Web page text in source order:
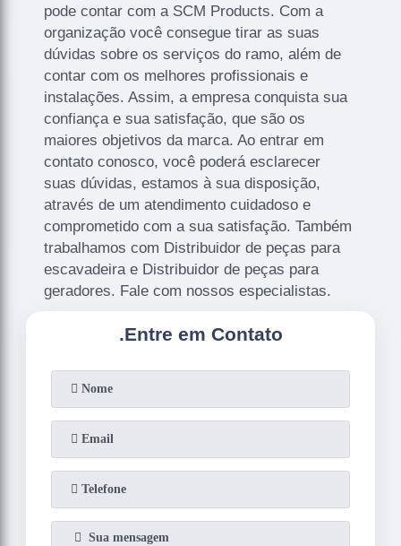
pode contar com a SCM Products. Com a
organização você consegue tirar as suas
dúvidas sobre os serviços do ramo, além de
contar com os melhores profissionais e
instalações. Assim, a empresa conquista sua
confiança e sua satisfação, que são os
maiores objetivos da marca. Ao entrar em
contato conosco, você poderá esclarecer
suas dúvidas, estamos à sua disposição,
através de um atendimento cuidadoso e
comprometido com a sua satisfação. Também
trabalhamos com Distribuidor de peças para
escavadeira e Distribuidor de peças para
geradores. Fale com nossos especialistas.
.Entre em Contato